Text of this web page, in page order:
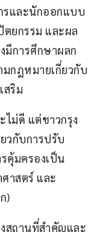
รและนักออกแบบ
ยกรรม และผล
มีการศึกษาผลก
กฎหมายเกี่ยวกับ
สริม
ม่ดี แต่ชาวกรุง
วกับการปรับ
คุ้มครองเป็น
าสตร์ และ
)
สถานที่สำคัญและ